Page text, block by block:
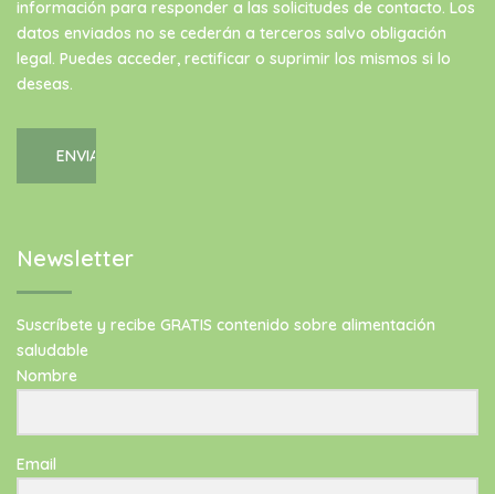
información para responder a las solicitudes de contacto. Los
datos enviados no se cederán a terceros salvo obligación
legal. Puedes acceder, rectificar o suprimir los mismos si lo
deseas.
Newsletter
Suscríbete y recibe GRATIS contenido sobre alimentación
saludable
Nombre
Email